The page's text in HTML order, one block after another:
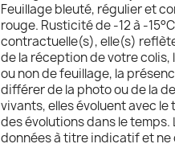
Feuillage bleuté, régulier et
rouge. Rusticité de -12 à -
contractuelle(s), elle(s)
de la réception de votre colis,
ou non de feuillage, la
différer de la photo ou de la
vivants, elles évoluent avec
des évolutions dans le
données à titre indicatif et